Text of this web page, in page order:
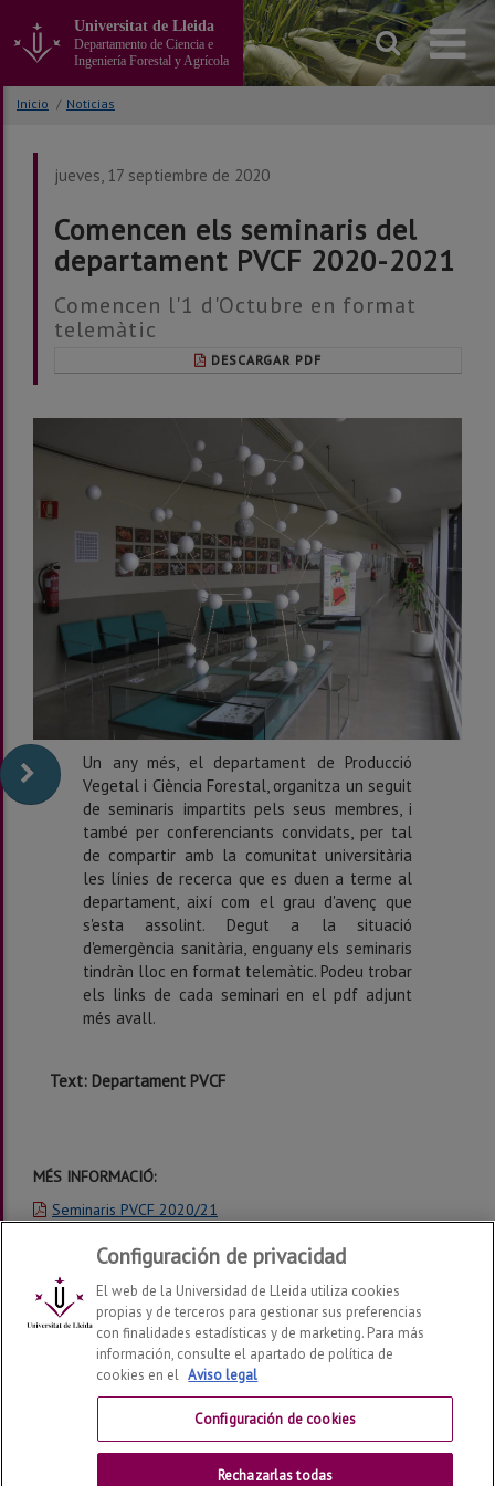
contenido
Universitat de Lleida
Departamento de Ciencia e
Ingeniería Forestal y Agrícola
Inicio / Noticias
jueves, 17 septiembre de 2020
Comencen els seminaris del
departament PVCF 2020-2021
Comencen l'1 d'Octubre en format
telemàtic
DESCARGAR PDF
Un any més, el departament de Producció
Vegetal i Ciència Forestal, organitza un seguit
de seminaris impartits pels seus membres, i
també per conferenciants convidats, per tal
de compartir amb la comunitat universitària
les línies de recerca que es duen a terme al
departament, així com el grau d'avenç que
s'esta assolint. Degut a la situació
d'emergència sanitària, enguany els seminaris
tindràn lloc en format telemàtic. Podeu trobar
els links de cada seminari en el pdf adjunt
més avall.
Text: Departament PVCF
MÉS INFORMACIÓ:
Seminaris PVCF 2020/21
Departamento de Ciencia e Ingeniería Forestal y Agrícola
© | Telf: +34 973 702 524
Contactar
Configuración de privacidad
El web de la Universidad de Lleida utiliza cookies
propias y de terceros para gestionar sus preferencias
con finalidades estadísticas y de marketing. Para más
información, consulte el apartado de política de
cookies en el Aviso legal
Configuración de cookies
Rechazarlas todas